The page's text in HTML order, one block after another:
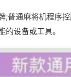
;普通麻将机程序
设备或工具。